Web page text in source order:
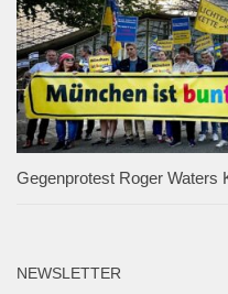
Gegenprotest Roger Waters
NEWSLETTER